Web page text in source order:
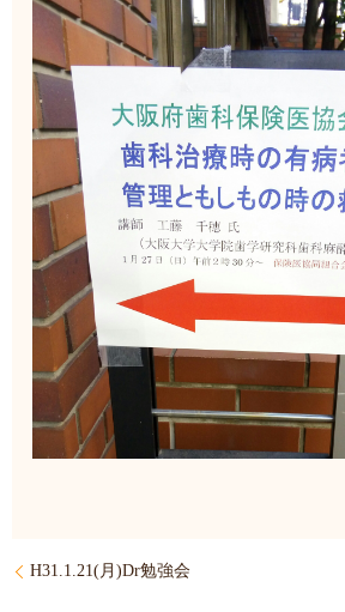
H31.1.21(月)Dr勉強会